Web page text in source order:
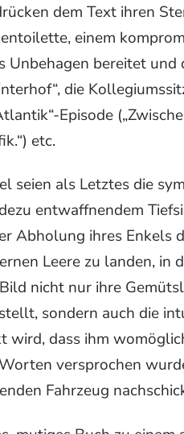
dem Text ihren
einem
Unbehagen bereitet
die
Episode
etc.
seien als Letztes die
entwaffnendem
Abholung ihres Enkels
Leere zu landen, in
nicht nur ihre
sondern auch die
wird, dass ihm
versprochen
Fahrzeug